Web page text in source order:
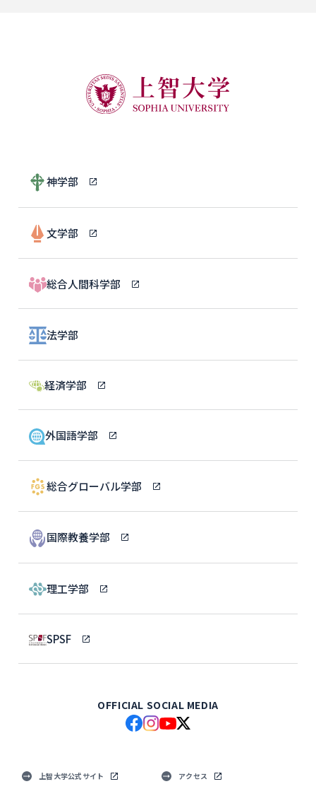
神学部
文学部
総合人間科学部
法学部
経済学部
外国語学部
総合グローバル学部
国際教養学部
理工学部
SPSF
OFFICIAL SOCIAL MEDIA
上智大学公式サイト アクセス